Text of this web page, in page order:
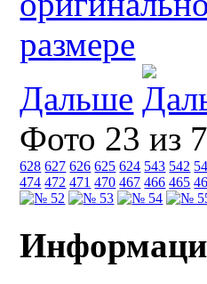
Дальше
Фото 23 из
628 627 626 625 624 543 542
474 472 471 470 467 466 465